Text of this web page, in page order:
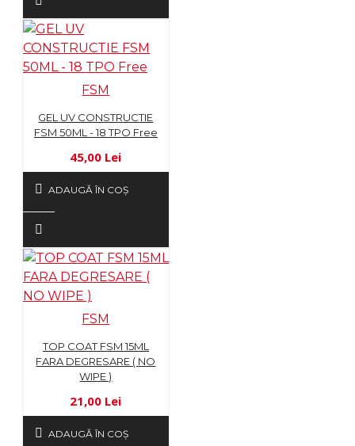
FSM
GEL UV CONSTRUCTIE
FSM 50ML - 18 TPO Free
45,00 Lei
ADAUGĂ ÎN COŞ
FSM
TOP COAT FSM 15ML
FARA DEGRESARE ( NO
WIPE )
21,00 Lei
ADAUGĂ ÎN COŞ